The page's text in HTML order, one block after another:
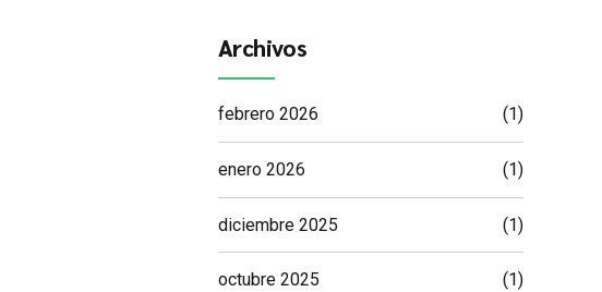
Archivos
febrero 2026 (1)
enero 2026 (1)
diciembre 2025 (1)
octubre 2025 (1)